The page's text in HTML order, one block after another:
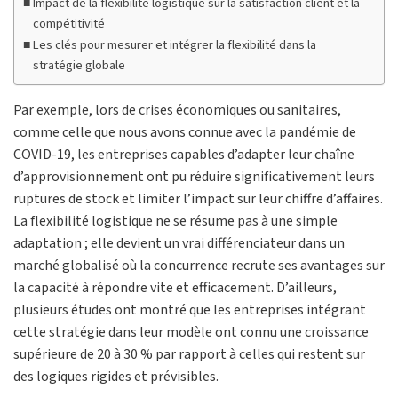
compétitivité
Les clés pour mesurer et intégrer la flexibilité dans la
stratégie globale
Par exemple, lors de crises économiques ou sanitaires,
comme celle que nous avons connue avec la pandémie de
COVID-19, les entreprises capables d’adapter leur chaîne
d’approvisionnement ont pu réduire significativement leurs
ruptures de stock et limiter l’impact sur leur chiffre d’affaires.
La flexibilité logistique ne se résume pas à une simple
adaptation ; elle devient un vrai différenciateur dans un
marché globalisé où la concurrence recrute ses avantages sur
la capacité à répondre vite et efficacement. D’ailleurs,
plusieurs études ont montré que les entreprises intégrant
cette stratégie dans leur modèle ont connu une croissance
supérieure de 20 à 30 % par rapport à celles qui restent sur
des logiques rigides et prévisibles.